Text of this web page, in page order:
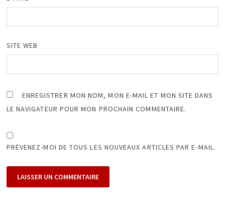
SITE WEB
ENREGISTRER MON NOM, MON E-MAIL ET MON SITE DANS
LE NAVIGATEUR POUR MON PROCHAIN COMMENTAIRE.
PRÉVENEZ-MOI DE TOUS LES NOUVEAUX ARTICLES PAR E-MAIL.